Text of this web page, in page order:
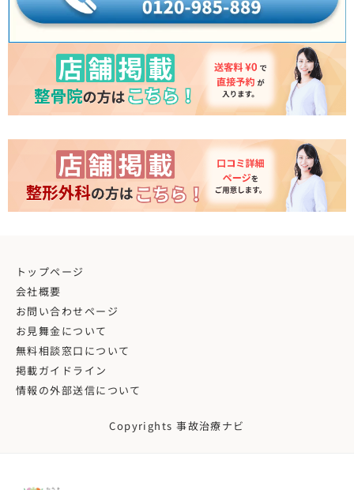
トップページ
会社概要
お問い合わせページ
お見舞金について
無料相談窓口について
掲載ガイドライン
情報の外部送信について
Copyrights 事故治療ナビ